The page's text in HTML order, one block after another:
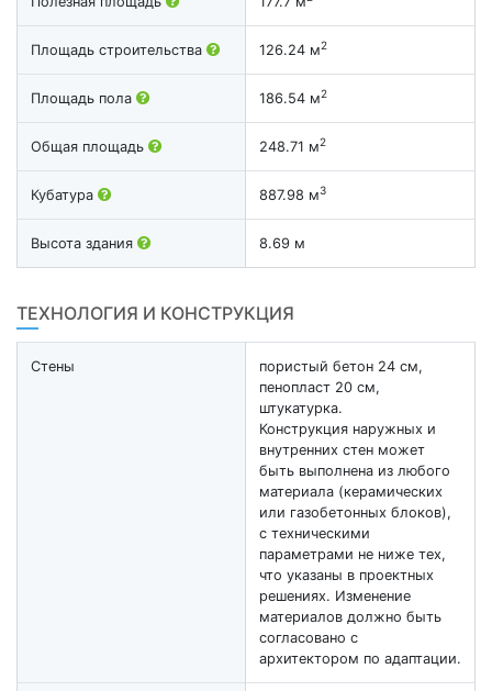
Площадь строительства 126.24 м2
Площадь пола 186.54 м2
Общая площадь 248.71 м2
Кубатура 887.98 м3
Высота здания 8.69 м
ТЕХНОЛОГИЯ И КОНСТРУКЦИЯ
Стены
пористый бетон 24 см,
пенопласт 20 см,
штукатурка.
Конструкция наружных и
внутренних стен может
быть выполнена из любого
материала (керамических
или газобетонных блоков),
с техническими
параметрами не ниже тех,
что указаны в проектных
решениях. Изменение
материалов должно быть
согласовано с
архитектором по адаптации.